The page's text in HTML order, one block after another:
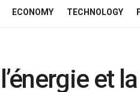
ECONOMY TECHNOLOGY
et